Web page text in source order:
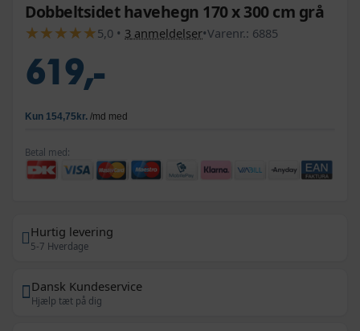
Dobbeltsidet havehegn 170 x 300 cm grå
★
★★
★★
★★
★★
★5,0 • 3 anmeldelser•Varenr.: 6885
619,-
Betal med:
Hurtig levering
5-7 Hverdage
Dansk Kundeservice
Hjælp tæt på dig